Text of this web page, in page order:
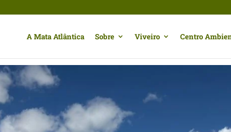
A Mata Atlântica Sobre Viveiro Centro